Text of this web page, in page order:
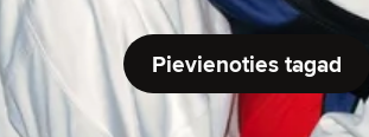
Pievienoties tagad